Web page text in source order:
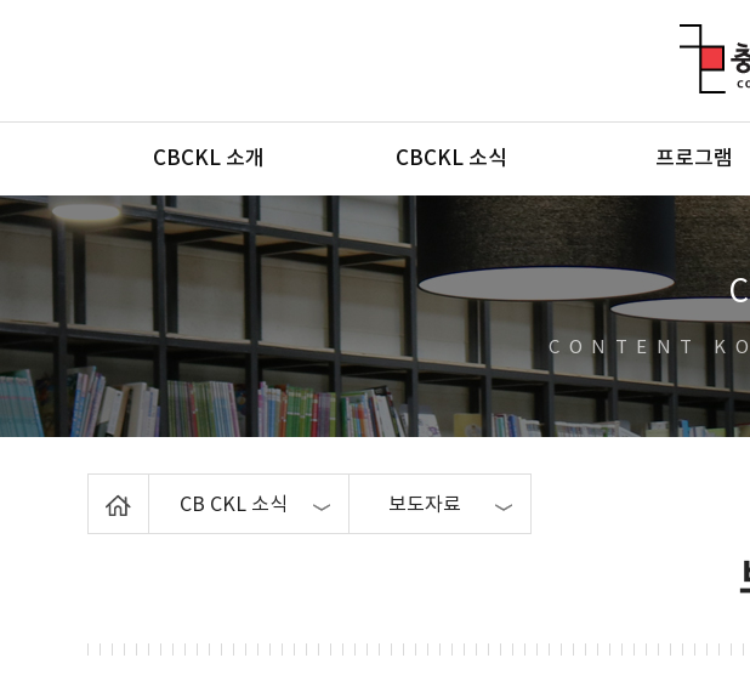
메뉴
CBCKL 소개 CBCKL 소식 프로그램
CONTENT
CB CKL 소식 보도자료